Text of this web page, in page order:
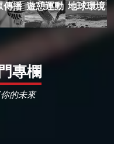
傳播 遊憩運動 地球環境
專欄
的未來